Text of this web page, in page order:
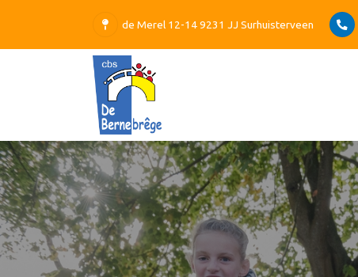
de Merel 12-14 9231 JJ Surhuisterveen